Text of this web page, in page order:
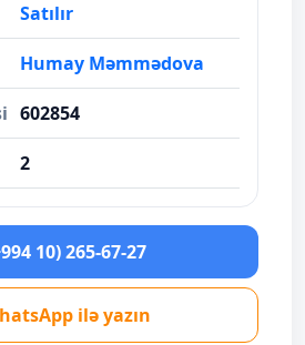
Satılır
Humay Məmmədova
602854
2
10) 265-67-27
ilə yazın